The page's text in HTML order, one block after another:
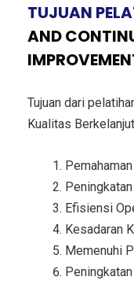
TUJUAN
AND
Tujuan dari
Kualitas
Efisiensi
Kesadaran
Memenuhi